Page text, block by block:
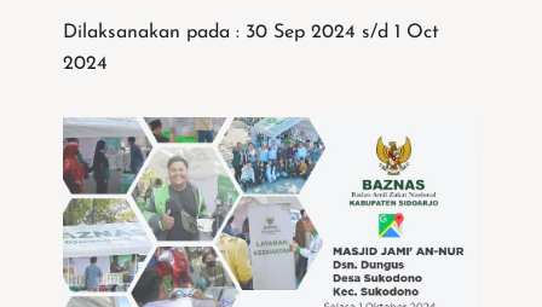
Dilaksanakan pada : 30 Sep 2024 s/d 1 Oct
2024